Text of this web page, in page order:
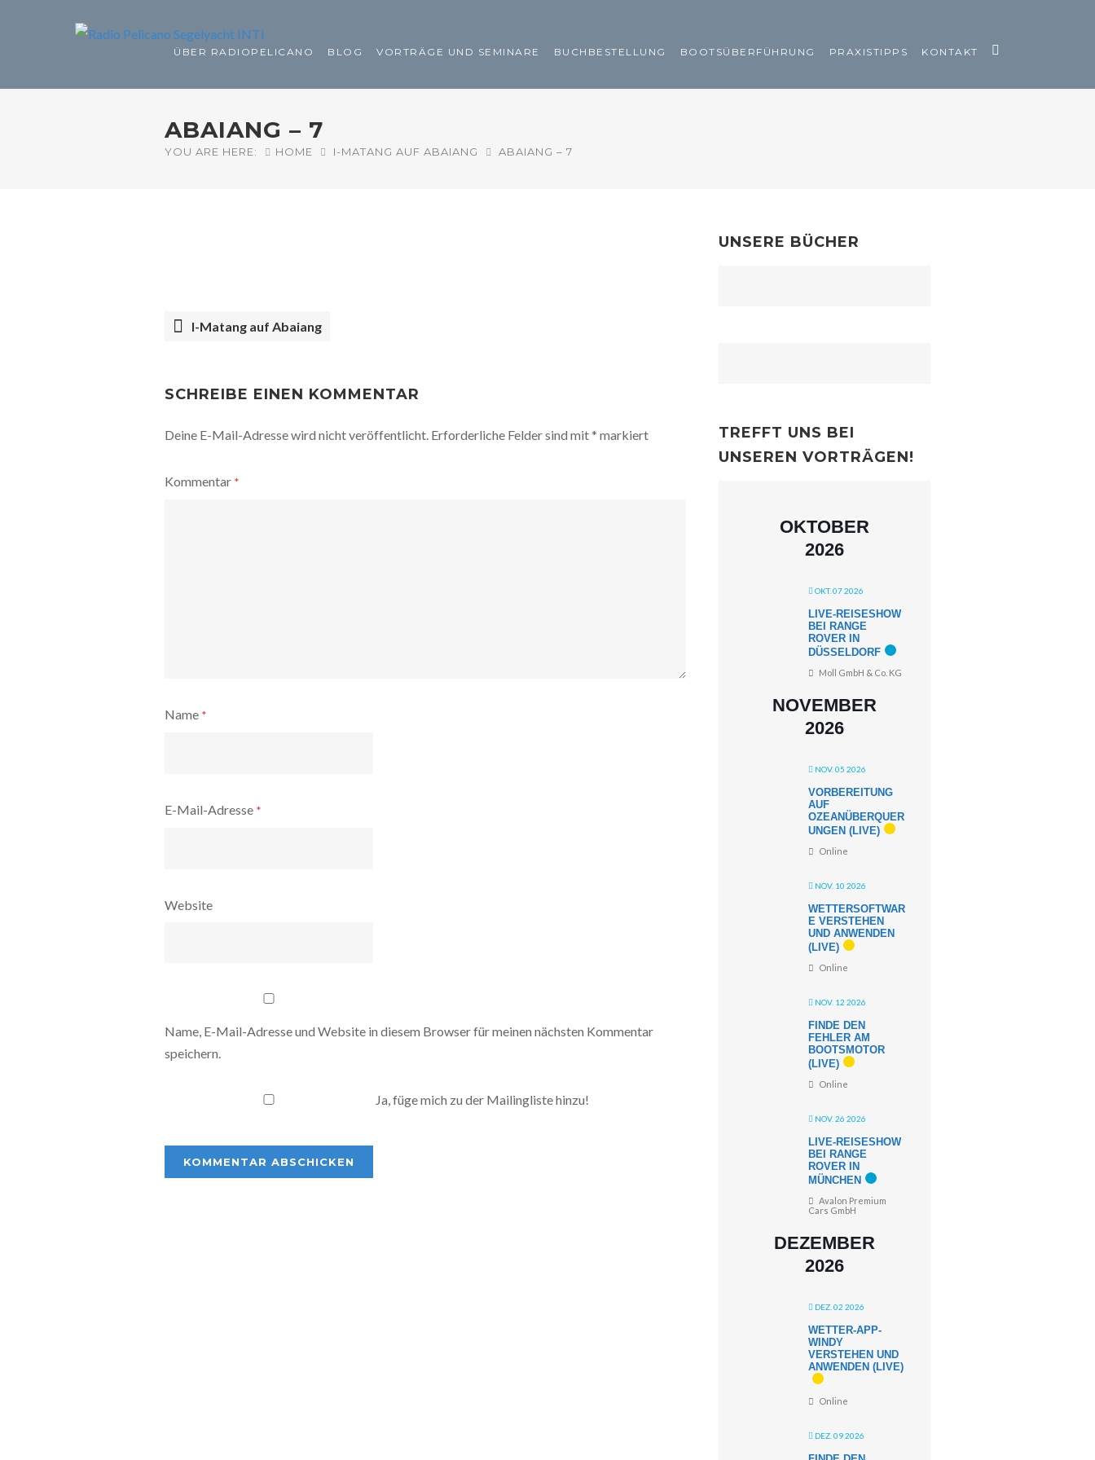
ÜBER RADIOPELICANO BLOG VORTRÄGE UND SEMINARE BUCHBESTELLUNG BOOTSÜBERFÜHRUNG PRAXISTIPPS KONTAKT
ABAIANG – 7
YOU ARE HERE: HOME I-MATANG AUF ABAIANG ABAIANG – 7
NAVIGATION
I-Matang auf Abaiang
SCHREIBE EINEN KOMMENTAR
Deine E-Mail-Adresse wird nicht veröffentlicht. Erforderliche Felder sind mit* markiert
Kommentar *
Name *
E-Mail-Adresse *
Website
Name, E-Mail-Adresse und Website in diesem Browser für meinen nächsten Kommentar
speichern.
Ja, füge mich zu der Mailingliste hinzu!
UNSERE BÜCHER
TREFFT UNS BEI
UNSEREN VORTRÄGEN!
OKTOBER
2026
OKT. 07 2026
LIVE-REISESHOW
BEI RANGE
ROVER IN
DÜSSELDORF
Moll GmbH & Co. KG
NOVEMBER
2026
NOV. 05 2026
VORBEREITUNG
AUF
OZEANÜBERQUER
UNGEN (LIVE)
Online
NOV. 10 2026
WETTERSOFTWAR
E VERSTEHEN
UND ANWENDEN
(LIVE)
Online
NOV. 12 2026
FINDE DEN
FEHLER AM
BOOTSMOTOR
(LIVE)
Online
NOV. 26 2026
LIVE-REISESHOW
BEI RANGE
ROVER IN
MÜNCHEN
Avalon Premium
Cars GmbH
DEZEMBER
2026
DEZ. 02 2026
WETTER-APP-
WINDY
VERSTEHEN UND
ANWENDEN (LIVE)
Online
DEZ. 09 2026